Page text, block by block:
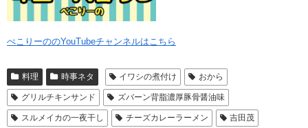
ぺこりーののYouTubeチャンネルはこちら
料理 時事ネタ イワシの煮付け おから
グリルチキンサンド ズバーン背脂濃厚豚骨醤油味
スルメイカの一夜干し チーズカレーラーメン 吉田茂